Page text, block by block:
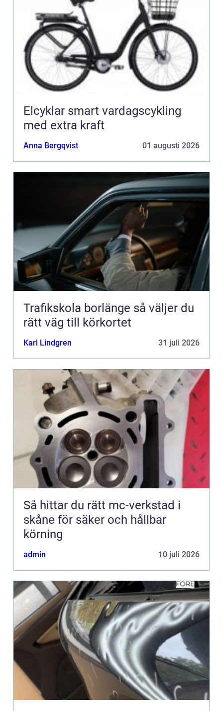
Elcyklar smart vardagscykling
med extra kraft
Anna Bergqvist 01 augusti 2026
Trafikskola borlänge så väljer du
rätt väg till körkortet
Karl Lindgren 31 juli 2026
Så hittar du rätt mc-verkstad i
skåne för säker och hållbar
körning
admin 10 juli 2026